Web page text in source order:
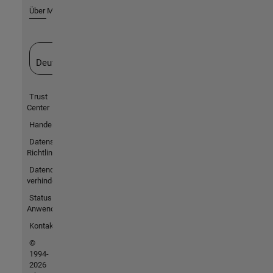
Über MathWorks
Deutschland
Trust
Center
Handelsmarken
Datenschutz-
Richtlinien
Datendiebstahl
verhindern
Status von
Anwendungen
Kontakt
©
1994-
2026